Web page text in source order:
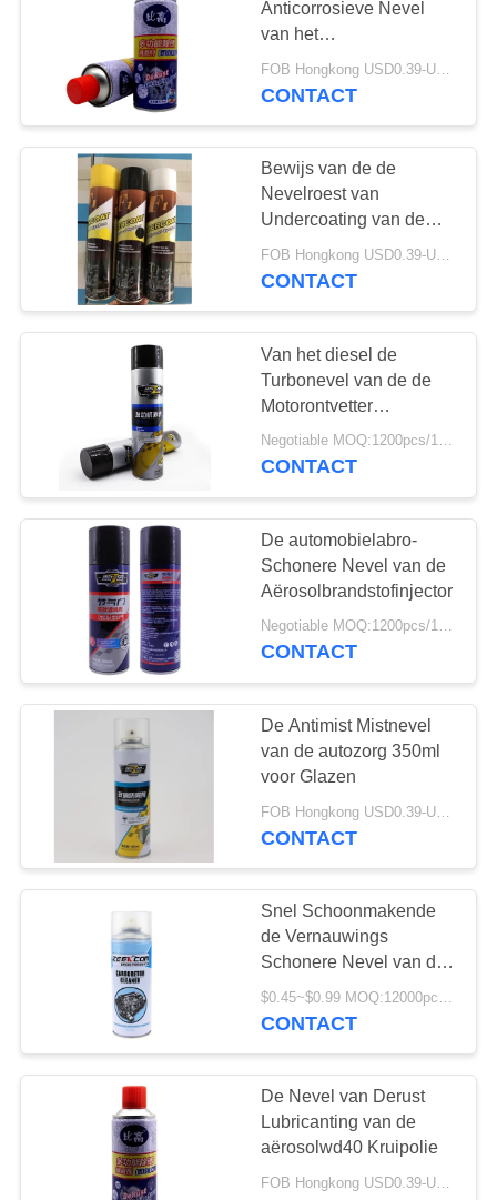
Chrome-Nevelverf
De Verf van de
graffitinevel
De Producten van
de autozorg
36
10
Carburator
Schonere Nevel
8
Anticorrosieve Nevel
van het
Aërosolsmeermiddel
CONTACT
Bewijs van de de
Nevelroest van
Undercoating van de
autozorg het Chassis
Met rubber bekleede
FOB Hongkong USD0.39-USD0.59 per piece MOQ:12000pcs/1000ctns
CONTACT
Van het diesel de
Turbonevel van de de
Motorontvetter
Motorschuim Schonere
Negotiable MOQ:1200pcs/100ctns voor elke kleur
CONTACT
De automobielabro-
Schonere Nevel van de
Aërosolbrandstofinjector
Negotiable MOQ:1200pcs/100ctns voor elke kleur
CONTACT
De Antimist Mistnevel
van de autozorg 350ml
voor Glazen
CONTACT
Snel Schoonmakende
de Vernauwings
Schonere Nevel van de
Autocarburator
$0.45~$0.99 MOQ:12000pcs/1000ctns
CONTACT
De Nevel van Derust
Lubricanting van de
aërosolwd40 Kruipolie
FOB Hongkong USD0.39-USD0.59 per piece MOQ:12000pcs/1000ctns